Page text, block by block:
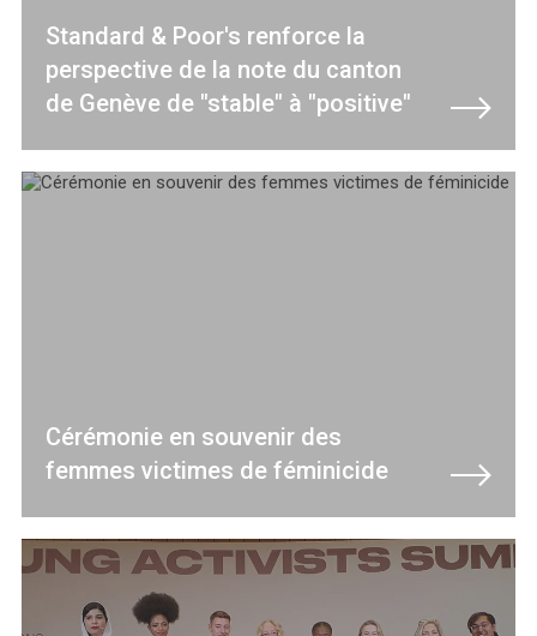
Standard & Poor's renforce la
perspective de la note du canton
de Genève de "stable" à "positive"
Cérémonie en souvenir des
femmes victimes de féminicide